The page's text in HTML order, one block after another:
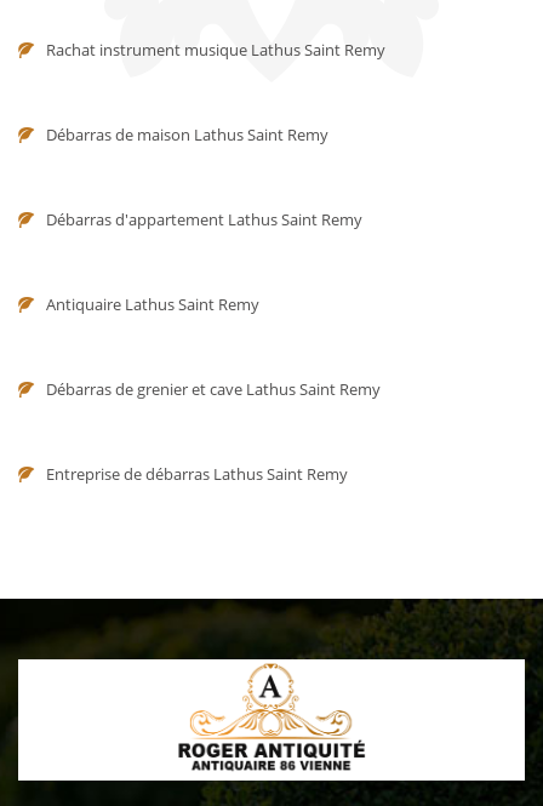
Rachat instrument musique Lathus Saint Remy
Débarras de maison Lathus Saint Remy
Débarras d'appartement Lathus Saint Remy
Antiquaire Lathus Saint Remy
Débarras de grenier et cave Lathus Saint Remy
Entreprise de débarras Lathus Saint Remy